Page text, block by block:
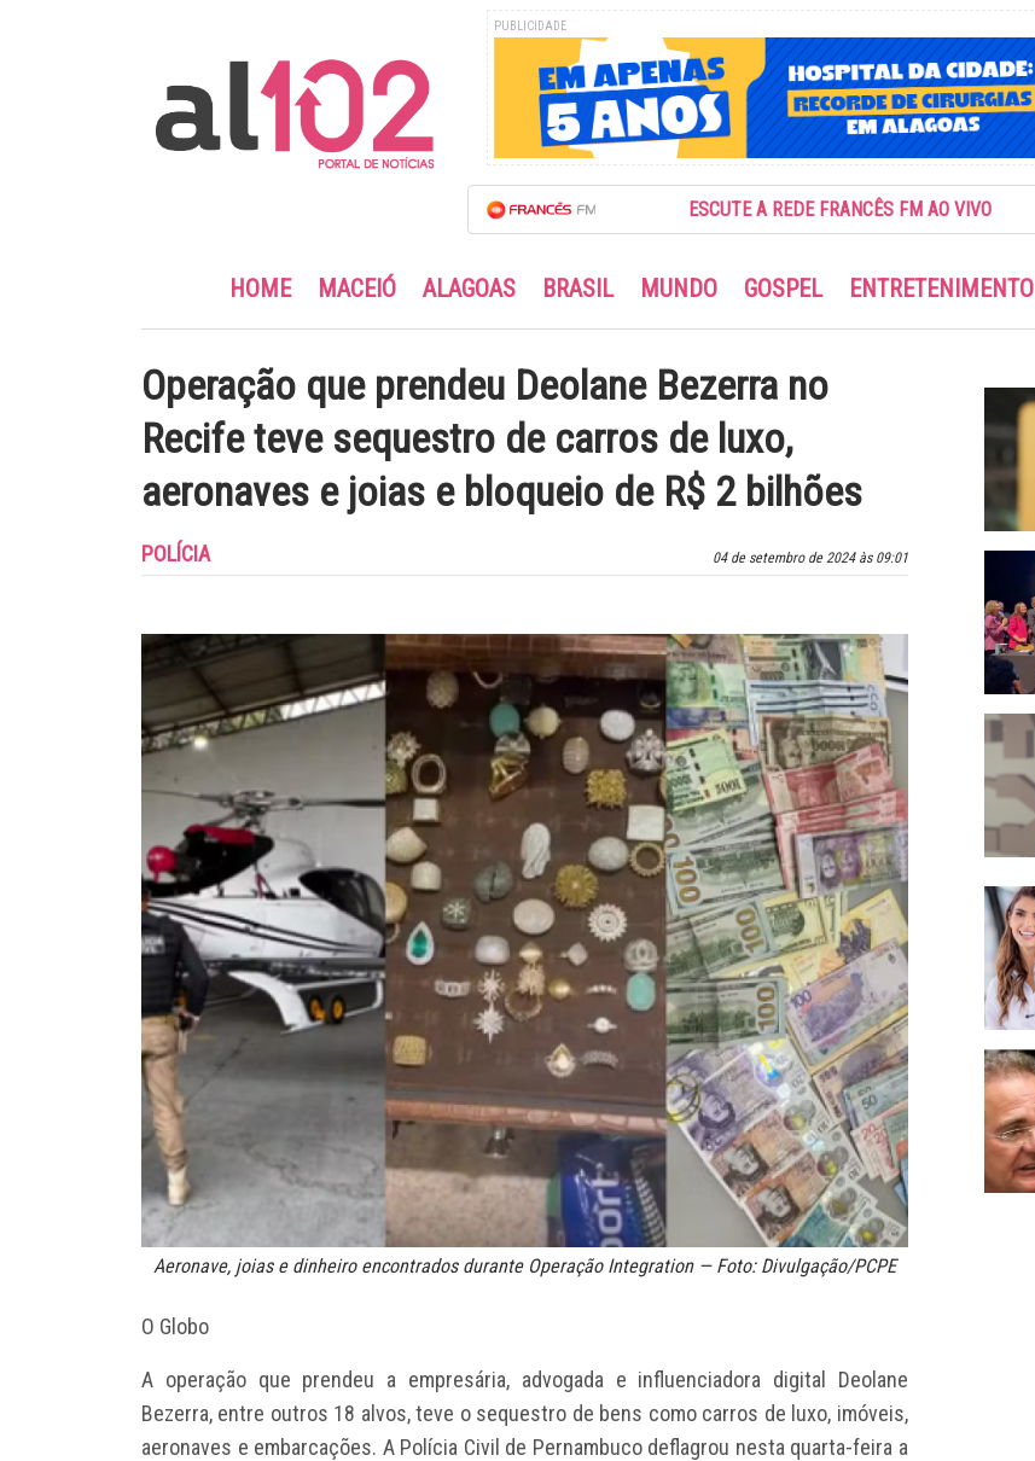
PUBLICIDADE
ESCUTE A REDE FRANCÊS FM AO VIVO
HOME MACEIÓ ALAGOAS BRASIL MUNDO GOSPEL ENTRETENIMENTO
Operação que prendeu Deolane Bezerra no
Recife teve sequestro de carros de luxo,
aeronaves e joias e bloqueio de R$ 2 bilhões
04 de setembro de 2024 às 09:01
POLÍCIA
Aeronave, joias e dinheiro encontrados durante Operação Integration — Foto: Divulgação/PCPE
O Globo
A operação que prendeu a empresária, advogada e influenciadora digital Deolane
Bezerra, entre outros 18 alvos, teve o sequestro de bens como carros de luxo, imóveis,
aeronaves e embarcações. A Polícia Civil de Pernambuco deflagrou nesta quarta-feira a